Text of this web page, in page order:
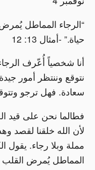
“الرجاء المماطل
حياة.” -أمثال 13: 12
أنا شخصياً أُعّرف الرجاء
نتوقع وننتظر أمور
سعادة. فهل ترجو
فطالما نحن على قيد
لأن الله خلقنا لقصد
المماطل يُمرض القلب